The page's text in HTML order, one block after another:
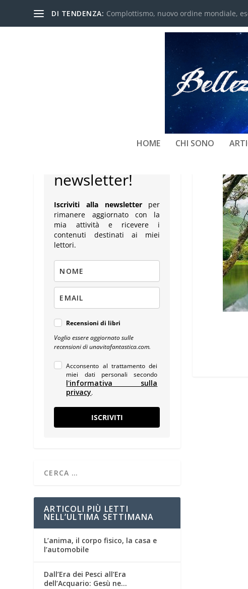
DI TENDENZA: Complottismo, nuovo ordine mondiale,
HOME CHI SONO
newsletter!
Iscriviti alla newsletterper
rimanere aggiornato con la
mia attività e ricevere i
contenuti destinati ai miei
lettori.
Recensioni di libri
Voglio essere aggiornato sulle
recensioni di unavitafantastica.com.
Acconsento al trattamento dei
miei dati personali secondo
l'informativa sulla
privacy.
ISCRIVITI
ARTICOLI PIÙ LETTI
NELL’ULTIMA SETTIMANA
L’anima, il corpo fisico, la casa e
l’automobile
Dall’Era dei Pesci all’Era
dell’Acquario: Gesù ne…